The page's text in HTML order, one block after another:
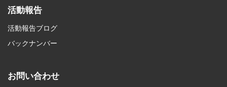
活動報告
活動報告ブログ
バックナンバー
お問い合わせ